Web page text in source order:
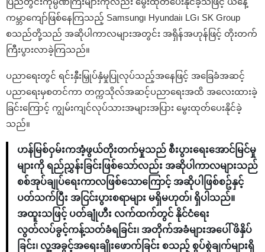
ကမ္ဘာကျော်ဖြစ်နေကြသည့် Samsung၊ Hyundai၊ LG၊ SK Group
စသည်တို့သည် အဆိုပါကာလများအတွင်း အရှိန်အဟုန်ဖြင့် တိုးတက်
ကြီးပွားလာခဲ့ကြသည်။
ပညာရေးတွင် ရင်းနှီးမြှုပ်နှံမှုပြုလုပ်သည့်အနေဖြင့် အခြေခံအဆင့်
ပညာရေးမှစတင်ကာ တက္ကသိုလ်အဆင့်ပညာရေးအထိ အလေးထားခဲ့
ခြင်းကြောင့် ကျွမ်းကျင်လုပ်သားအများအပြား မွေးထုတ်ပေးနိုင်ခဲ့
သည်။
ဟန်မြစ်ဝှမ်းကအံ့ဖွယ်တိုးတက်မှုသည် စီးပွားရေးအောင်မြင်မှု
များကို ရည်ညွှန်းခြင်းဖြစ်သော်လည်း အဆိုပါကာလများသည်
စစ်အုပ်ချုပ်ရေးကာလဖြစ်သောကြောင့် အဆိုပါဖြစ်စဥ်နှင့်
ပတ်သက်ပြီး အငြင်းပွားစရာများ မရှိမဟုတ်၊ ရှိပါသည်။
အထူးသဖြင့် ပတ်ချုံဟီး လက်ထက်တွင် နိုင်ငံရေး
လွတ်လပ်ခွင့်ကန့်သတ်ခံရခြင်း၊ အတိုက်အခံများအပေါ် ဖိနှိပ်
ခြင်း၊ လူ့အခွင့်အရေးချိုးဖောက်ခြင်း စသည့် စွပ်စွဲချက်များရှိ